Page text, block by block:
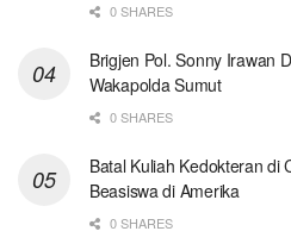
0 SHARES
Brigjen Pol. Sonny Irawan
Wakapolda Sumut
0 SHARES
Batal Kuliah Kedokteran di
Beasiswa di Amerika
0 SHARES